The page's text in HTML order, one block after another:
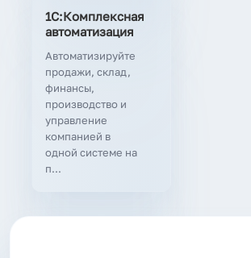
1С:Комплексная
автоматизация
Автоматизируйте
продажи, склад,
финансы,
производство и
управление
компанией в
одной системе на
п...